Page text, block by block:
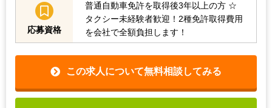
応募資格
普通自動車免許を取得後3年以上の方 ☆
タクシー未経験者歓迎！2種免許取得費用
を会社で全額負担します！
この求人について無料相談してみる